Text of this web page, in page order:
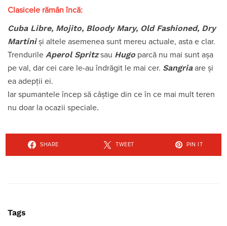
Clasicele rămân încă:
Cuba Libre, Mojito, Bloody Mary, Old Fashioned, Dry
Martiniși altele asemenea sunt mereu actuale, asta e clar.
Trendurile Aperol Spritzsau Hugo parcă nu mai sunt așa
pe val, dar cei care le-au îndrăgit le mai cer. Sangria are și
ea adepții ei.
Iar spumantele încep să câștige din ce în ce mai mult teren
nu doar la ocazii speciale.
SHARE TWEET PIN IT
Tags